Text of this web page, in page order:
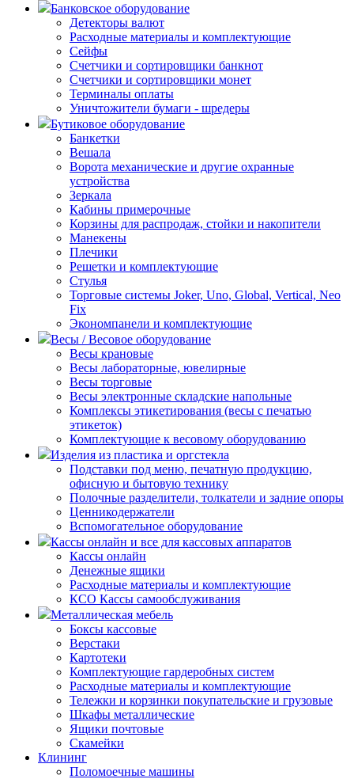
Банковское оборудование
Детекторы валют
Расходные материалы и комплектующие
Сейфы
Счетчики и сортировщики банкнот
Счетчики и сортировщики монет
Терминалы оплаты
Уничтожители бумаги - шредеры
Бутиковое оборудование
Банкетки
Вешала
Ворота механические и другие охранные
устройства
Зеркала
Кабины примерочные
Корзины для распродаж, стойки и накопители
Манекены
Плечики
Решетки и комплектующие
Стулья
Торговые системы Joker, Uno, Global, Vertical, Neo
Fix
Экономпанели и комплектующие
Весы / Весовое оборудование
Весы крановые
Весы лабораторные, ювелирные
Весы торговые
Весы электронные складские напольные
Комплексы этикетирования (весы с печатью
этикеток)
Комплектующие к весовому оборудованию
Изделия из пластика и оргстекла
Подставки под меню, печатную продукцию,
офисную и бытовую технику
Полочные разделители, толкатели и задние опоры
Ценникодержатели
Вспомогательное оборудование
Кассы онлайн и все для кассовых аппаратов
Кассы онлайн
Денежные ящики
Расходные материалы и комплектующие
КСО Кассы самообслуживания
Металлическая мебель
Боксы кассовые
Верстаки
Картотеки
Комплектующие гардеробных систем
Расходные материалы и комплектующие
Тележки и корзинки покупательские и грузовые
Шкафы металлические
Ящики почтовые
Скамейки
Клининг
Поломоечные машины